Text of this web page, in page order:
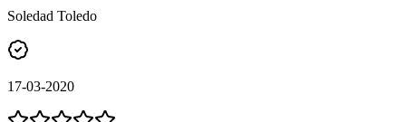
Soledad Toledo
17-03-2020